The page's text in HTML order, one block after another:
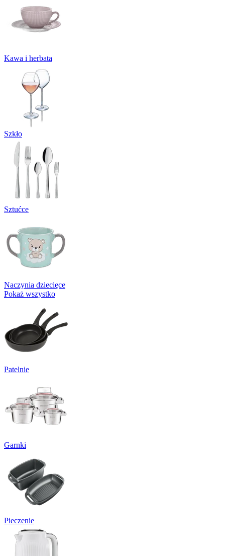
Kawa i herbata
Szkło
Sztućce
Naczynia dziecięce
Pokaż wszystko
Patelnie
Garnki
Pieczenie